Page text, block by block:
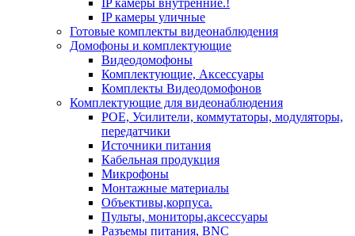
IP камеры внутренние.!
IP камеры уличные
Готовые комплекты видеонаблюдения
Домофоны и комплектующие
Видеодомофоны
Комплектующие, Аксессуары
Комплекты Видеодомофонов
Комплектующие для видеонаблюдения
POE, Усилители, коммутаторы, модуляторы,
передатчики
Источники питания
Кабельная продукция
Микрофоны
Монтажные материалы
Объективы,корпуса.
Пульты, мониторы,аксессуары
Разъемы питания, BNC